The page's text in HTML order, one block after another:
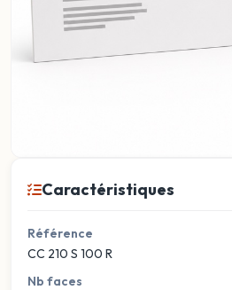
Caractéristiques
Référence
CC 210 S 100 R
Nb faces